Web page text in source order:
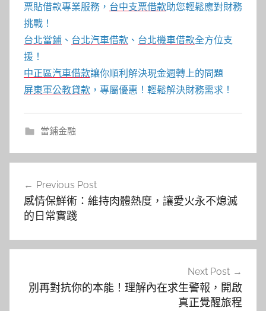
票貼借款專業服務， 台中支票借款助您輕鬆應對財務
挑戰！
台北當鋪 、 台北汽車借款 、 台北機車借款全方位支
援！
中正區汽車借款讓你順利解決現金週轉上的問題
屏東軍公教貸款 ，專屬優惠！輕鬆解決財務需求！
當鋪金融
覽
Previous Post
感情保鮮術：維持肉體熱度，讓愛火永不熄滅
的日常實踐
Next Post
別再對抗你的本能！理解內在求生警報，開啟
真正覺醒旅程